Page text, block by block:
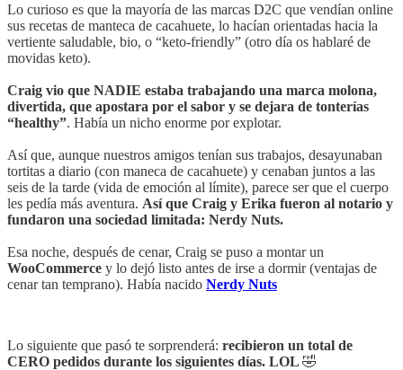
Lo curioso es que la mayoría de las marcas D2C que vendían online
sus recetas de manteca de cacahuete, lo hacían orientadas hacia la
vertiente saludable, bio, o “keto-friendly” (otro día os hablaré de
movidas keto).
Craig vio que NADIE estaba trabajando una marca molona,
divertida, que apostara por el sabor y se dejara de tonterías
“healthy”. Había un nicho enorme por explotar.
Así que, aunque nuestros amigos tenían sus trabajos, desayunaban
tortitas a diario (con maneca de cacahuete) y cenaban juntos a las
seis de la tarde (vida de emoción al límite), parece ser que el cuerpo
les pedía más aventura. Así que Craig y Erika fueron al notario y
fundaron una sociedad limitada: Nerdy Nuts.
Esa noche, después de cenar, Craig se puso a montar un
WooCommerce y lo dejó listo antes de irse a dormir (ventajas de
cenar tan temprano). Había nacido Nerdy Nuts
Lo siguiente que pasó te sorprenderá: recibieron un total de
CERO pedidos durante los siguientes días. LOL 🤣